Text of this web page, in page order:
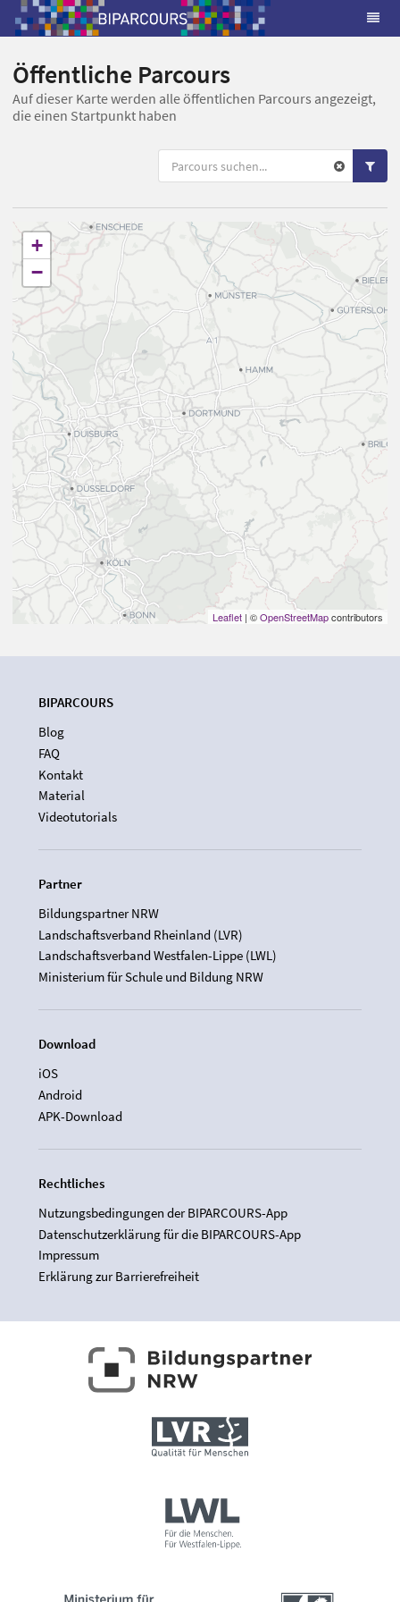
Öffentliche Parcours
Auf dieser Karte werden alle öffentlichen Parcours angezeigt,
die einen Startpunkt haben
+
−
Leaflet | ©OpenStreetMapcontributors
BIPARCOURS
Blog
FAQ
Kontakt
Material
Videotutorials
Partner
Bildungspartner NRW
Landschaftsverband Rheinland (LVR)
Landschaftsverband Westfalen-Lippe (LWL)
Ministerium für Schule und Bildung NRW
Download
iOS
Android
APK-Download
Rechtliches
Nutzungsbedingungen der BIPARCOURS-App
Datenschutzerklärung für die BIPARCOURS-App
Impressum
Erklärung zur Barrierefreiheit